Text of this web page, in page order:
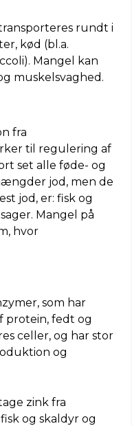
rundt i
kød (bl.a.
Mangel kan
muskelsvaghed.
fra
til regulering af
set alle føde- og
jod, men de
jod, er: fisk og
Mangel på
hvor
som har
protein, fedt og
celler, og har stor
og
zink fra
og skaldyr og